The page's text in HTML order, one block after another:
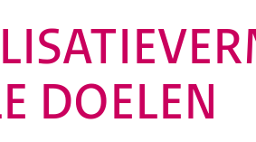
DOELEN